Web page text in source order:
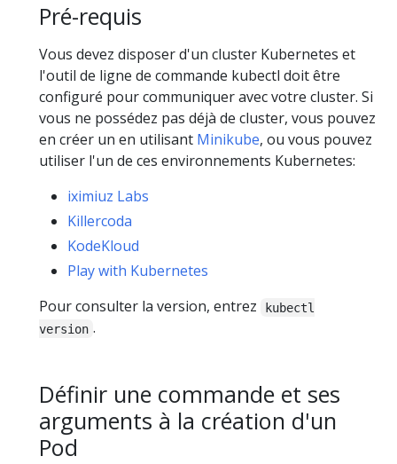
Pré-requis
Vous devez disposer d'un cluster Kubernetes et
l'outil de ligne de commande kubectl doit être
configuré pour communiquer avec votre cluster. Si
vous ne possédez pas déjà de cluster, vous pouvez
en créer un en utilisant Minikube, ou vous pouvez
utiliser l'un de ces environnements Kubernetes:
iximiuz Labs
Killercoda
KodeKloud
Play with Kubernetes
Pour consulter la version, entrez
kubectl
version .
Définir une commande et ses
arguments à la création d'un
Pod